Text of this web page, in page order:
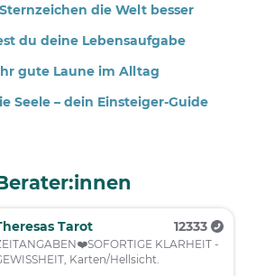
die Welt besser
du deine Lebensaufgabe
gute Laune im Alltag
Seele – dein Einsteiger-Guide
Tarot 12333
KLARHEIT -
Karten/Hellsicht.